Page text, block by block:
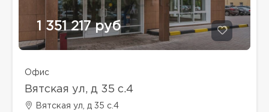
1 351 217 руб
Офис
Вятская ул, д 35 с.4
Вятская ул, д 35 с.4